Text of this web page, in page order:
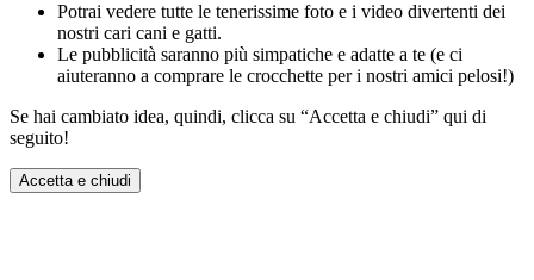
Potrai vedere tutte le tenerissime foto e i video divertenti dei
nostri cari cani e gatti.
Le pubblicità saranno più simpatiche e adatte a te (e ci
aiuteranno a comprare le crocchette per i nostri amici pelosi!)
Se hai cambiato idea, quindi, clicca su “Accetta e chiudi” qui di
seguito!
Accetta e chiudi